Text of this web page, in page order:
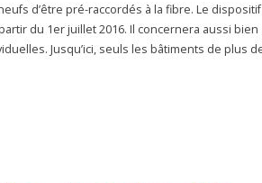
d’être pré-raccordés à la fibre. Le dispositif
du 1er juillet 2016. Il concernera aussi bien
Jusqu’ici, seuls les bâtiments de plus